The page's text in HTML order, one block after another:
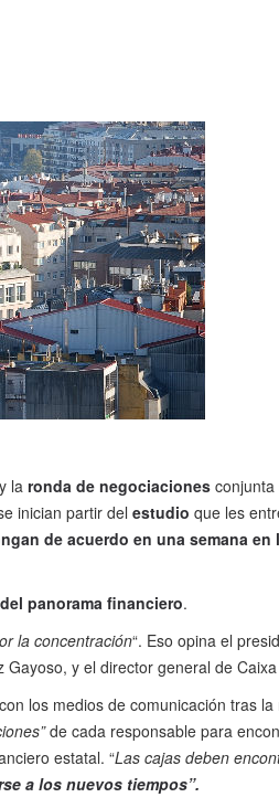
laronda de negociaciones
inician partir del estudio que les
de acuerdo en una semana
panorama financiero.
la concentración“. Eso opina el
y el director general de
los medios de comunicación tras
de cada responsable para
estatal. “Las cajas deben
a los nuevos tiempos”.